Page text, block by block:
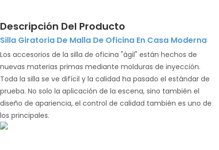
Descripción Del Producto
Silla Giratoria De Malla De Oficina En Casa Moderna
Los accesorios de la silla de oficina "ágil" están hechos de
nuevas materias primas mediante molduras de inyección.
Toda la silla se ve difícil y la calidad ha pasado el estándar de
prueba. No solo la aplicación de la escena, sino también el
diseño de apariencia, el control de calidad también es uno de
los principales.